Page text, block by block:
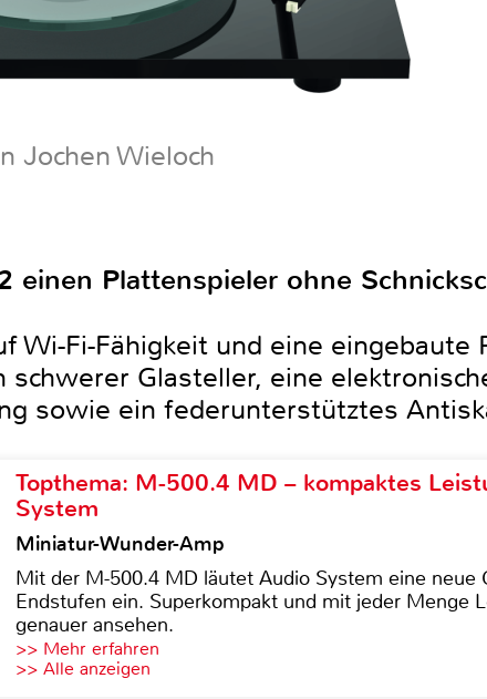
Jochen Wieloch
einen Plattenspieler ohne
Wi-Fi-Fähigkeit und eine eingebaute
Glasteller, eine
sowie ein federunterstütztes
Topthema: M-500.4 MD – kompaktes
System
Miniatur-Wunder-Amp
Mit der M-500.4 MD läutet Audio System eine neue
Endstufen ein. Superkompakt und mit jeder Menge
genauer ansehen.
>> Mehr erfahren
>> Alle anzeigen